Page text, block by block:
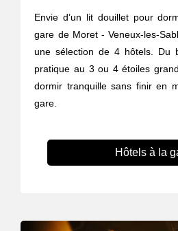
Envie d’un lit douillet pour
gare de Moret - Veneux-les-
une sélection de 4 hôtels. Du
pratique au 3 ou 4 étoiles
dormir tranquille sans finir en
gare.
Hôtels à la